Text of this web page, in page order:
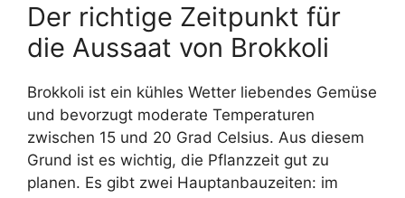
Der richtige Zeitpunkt für
die Aussaat von Brokkoli
Brokkoli ist ein kühles Wetter liebendes Gemüse
und bevorzugt moderate Temperaturen
zwischen 15 und 20 Grad Celsius. Aus diesem
Grund ist es wichtig, die Pflanzzeit gut zu
planen. Es gibt zwei Hauptanbauzeiten: im